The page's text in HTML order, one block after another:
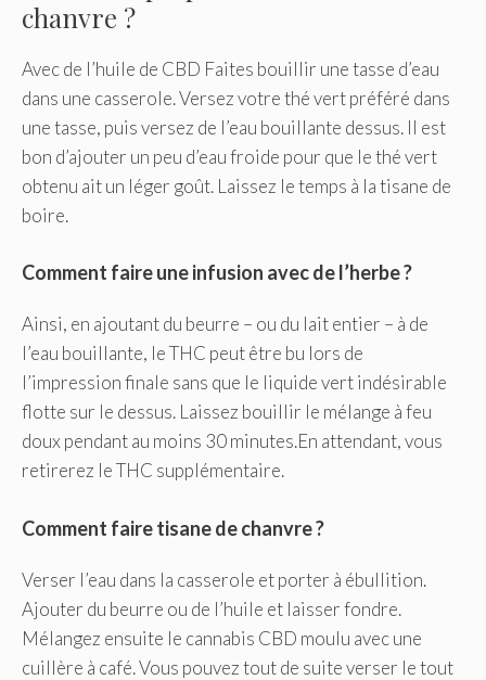
chanvre ?
Avec de l’huile de CBD Faites bouillir une tasse d’eau
dans une casserole. Versez votre thé vert préféré dans
une tasse, puis versez de l’eau bouillante dessus. Il est
bon d’ajouter un peu d’eau froide pour que le thé vert
obtenu ait un léger goût. Laissez le temps à la tisane de
boire.
Comment faire une infusion avec de l’herbe ?
Ainsi, en ajoutant du beurre – ou du lait entier – à de
l’eau bouillante, le THC peut être bu lors de
l’impression finale sans que le liquide vert indésirable
flotte sur le dessus. Laissez bouillir le mélange à feu
doux pendant au moins 30 minutes.En attendant, vous
retirerez le THC supplémentaire.
Comment faire tisane de chanvre ?
Verser l’eau dans la casserole et porter à ébullition.
Ajouter du beurre ou de l’huile et laisser fondre.
Mélangez ensuite le cannabis CBD moulu avec une
cuillère à café. Vous pouvez tout de suite verser le tout